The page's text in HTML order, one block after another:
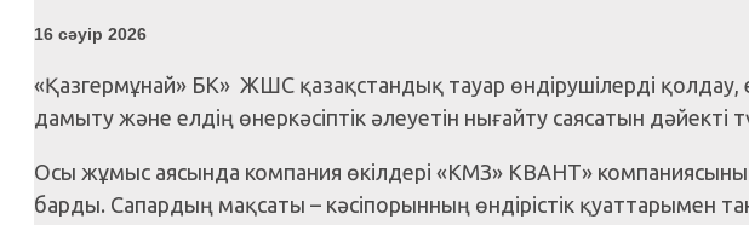
16 сәуір 2026
«Қазгермұнай» БК» ЖШС қазақстандық тауар өндірушілерді қолдау,
дамыту және елдің өнеркәсіптік әлеуетін нығайту саясатын дәйекті
Осы жұмыс аясында компания өкілдері «КМЗ» КВАНТ» компаниясының
барды. Сапардың мақсаты – кәсіпорынның өндірістік қуаттарымен